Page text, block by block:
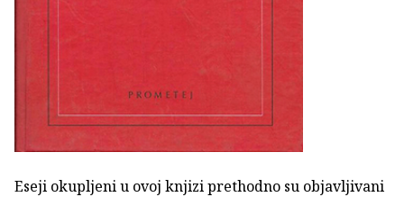
Eseji okupljeni u ovoj knjizi prethodno su objavljivani